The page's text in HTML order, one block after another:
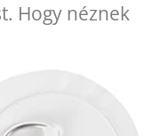
Hogy néznek